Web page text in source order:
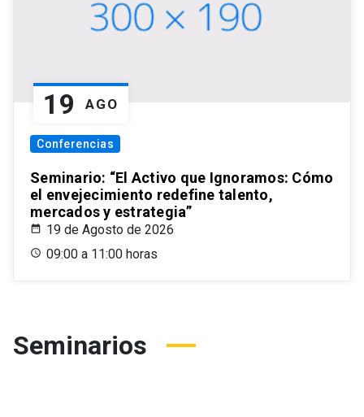
19 AGO
Conferencias
Seminario: “El Activo que Ignoramos: Cómo
el envejecimiento redefine talento,
mercados y estrategia”
19 de Agosto de 2026
09:00 a 11:00 horas
Seminarios